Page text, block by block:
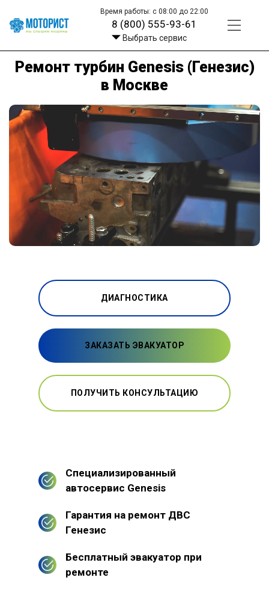
Время работы: с 08:00 до 22:00
8 (800) 555-93-61
Выбрать сервис
Ремонт турбин Genesis (Генезис)
в Москве
ДИАГНОСТИКА
ЗАКАЗАТЬ ЭВАКУАТОР
ПОЛУЧИТЬ КОНСУЛЬТАЦИЮ
Специализированный
автосервис Genesis
Гарантия на ремонт ДВС
Генезис
Бесплатный эвакуатор при
ремонте